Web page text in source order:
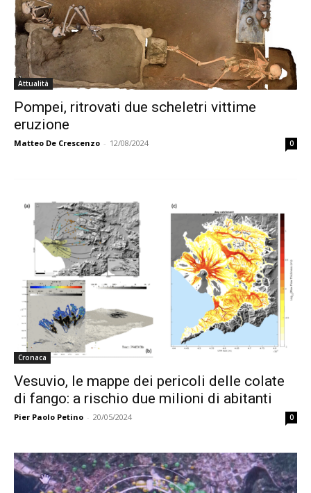
Attualità
Pompei, ritrovati due scheletri vittime
eruzione
Matteo De Crescenzo - 12/08/2024 0
Cronaca
Vesuvio, le mappe dei pericoli delle colate
di fango: a rischio due milioni di abitanti
Pier Paolo Petino - 20/05/2024 0